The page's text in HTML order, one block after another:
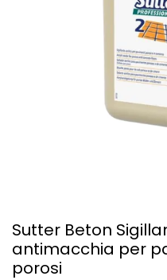
Sutter Beton
antimacchia per
porosi